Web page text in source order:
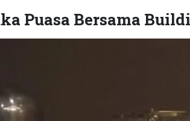
Puasa Bersama